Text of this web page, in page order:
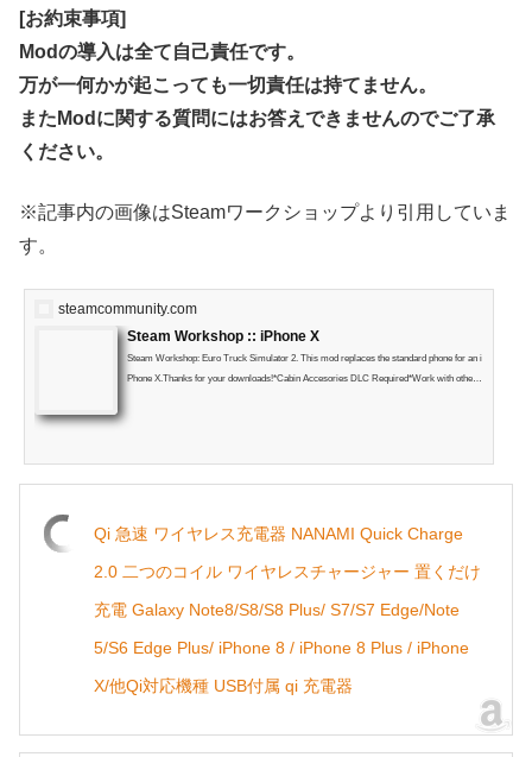
[お約束事項]
Modの導入は全て自己責任です。
万が一何かが起こっても一切責任は持てません。
またModに関する質問にはお答えできませんのでご了承
ください。
※記事内の画像はSteamワークショップより引用していま
す。
steamcommunity.com
Steam Workshop :: iPhone X
Steam Workshop: Euro Truck Simulator 2. This mod replaces the standard phone for an i
Phone X.Thanks for your downloads!*Cabin Accesories DLC Required*Work with other
Qi 急速 ワイヤレス充電器 NANAMI Quick Charge
2.0 二つのコイル ワイヤレスチャージャー 置くだけ
充電 Galaxy Note8/S8/S8 Plus/ S7/S7 Edge/Note
5/S6 Edge Plus/ iPhone 8 / iPhone 8 Plus / iPhone
X/他Qi対応機種 USB付属 qi 充電器